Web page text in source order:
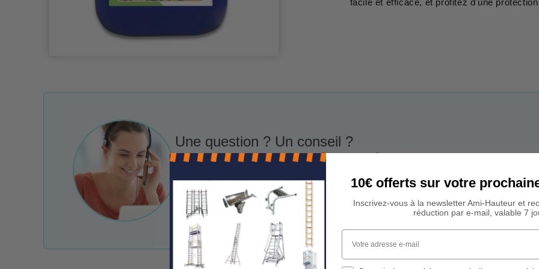
facile et efficace, et profitez d'une
Une question ? Un conseil ?
Nos conseillers sont à votre écoute !
Notre service client est à votre disposition du lundi au vendredi de 9h00 à 17h00
e-mail et chat.
10€ offerts sur votre
Inscrivez-vous à la newsletter Ami-Hauteur et
réduction par e-mail, valable 7
Votre adresse e-mail